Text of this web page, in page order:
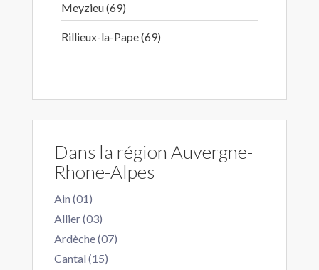
Meyzieu (69)
Rillieux-la-Pape (69)
Dans la région Auvergne-
Rhone-Alpes
Ain (01)
Allier (03)
Ardèche (07)
Cantal (15)